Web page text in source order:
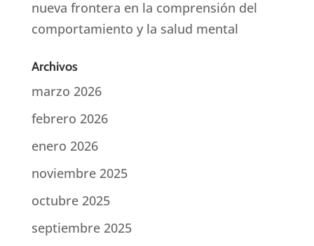
nueva frontera en la comprensión del
comportamiento y la salud mental
Archivos
marzo 2026
febrero 2026
enero 2026
noviembre 2025
octubre 2025
septiembre 2025